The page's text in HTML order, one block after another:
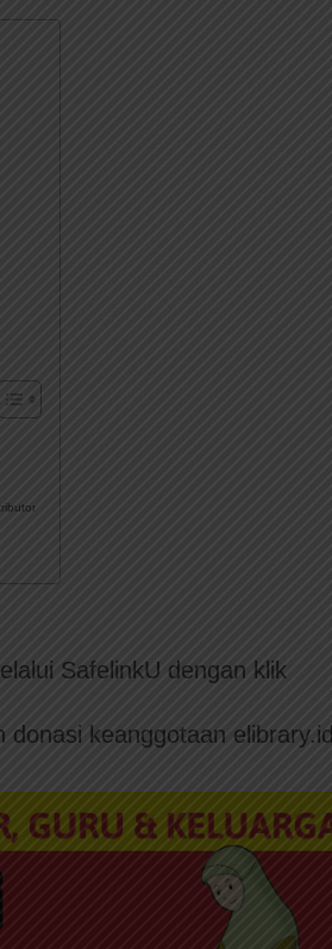
SafelinkU dengan klik
donasi keanggotaan elibrary.id